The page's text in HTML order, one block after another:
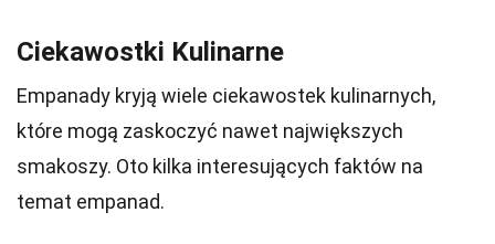
Ciekawostki Kulinarne
Empanady kryją wiele ciekawostek kulinarnych,
które mogą zaskoczyć nawet największych
smakoszy. Oto kilka interesujących faktów na
temat empanad.